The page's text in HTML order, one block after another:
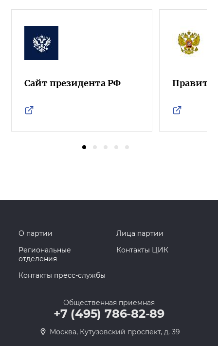
Сайт президента РФ
О партии
Лица партии
Региональные
отделения
Контакты ЦИК
Контакты пресс-службы
Общественная приемная
+7 (495) 786-82-89
Москва, Кутузовский проспект, д. 39